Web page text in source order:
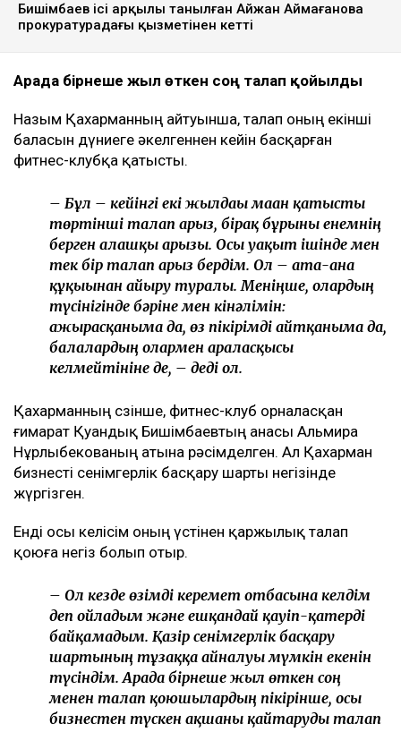
Бишімбаев ісі арқылы танылған Айжан Аймағанова
прокуратурадағы қызметінен кетті
Арада бірнеше жыл өткен соң талап қойылды
Назым Қахарманның айтуынша, талап оның екінші
баласын дүниеге әкелгеннен кейін басқарған
фитнес-клубқа қатысты.
– Бұл – кейінгі екі жылдағы маған қатысты
төртінші талап арыз, бірақ бұрынғы енемнің
берген алғашқы арызы. Осы уақыт ішінде мен
тек бір талап арыз бердім. Ол – ата-ана
құқығынан айыру туралы. Меніңше, олардың
түсінігінде бәріне мен кінәлімін:
ажырасқаныма да, өз пікірімді айтқаныма да,
балалардың олармен араласқысы
келмейтініне де, – деді ол.
Қахарманның сөзінше, фитнес-клуб орналасқан
ғимарат Қуандық Бишімбаевтың анасы Альмира
Нұрлыбекованың атына рәсімделген. Ал Қахарман
бизнесті сенімгерлік басқару шарты негізінде
жүргізген.
Енді осы келісім оның үстінен қаржылық талап
қоюға негіз болып отыр.
– Ол кезде өзімді керемет отбасына келдім
деп ойладым және ешқандай қауіп-қатерді
байқамадым. Қазір сенімгерлік басқару
шартының тұзаққа айналуы мүмкін екенін
түсіндім. Арада бірнеше жыл өткен соң
менен талап қоюшылардың пікірінше, осы
бизнестен түскен ақшаны қайтаруды талап